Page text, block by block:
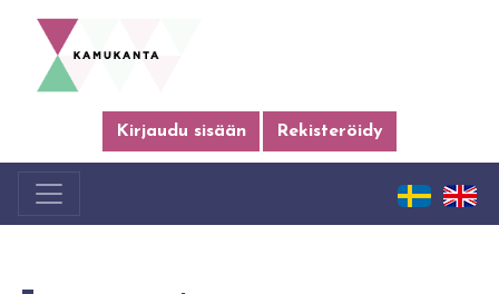
Kirjaudu sisään Rekisteröidy